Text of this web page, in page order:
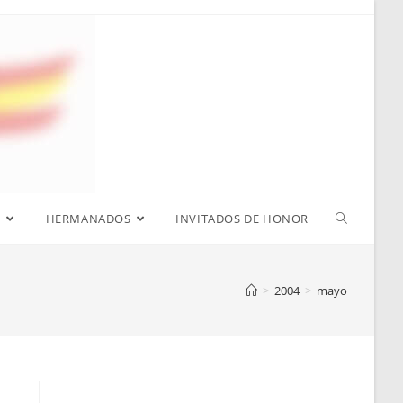
HERMANADOS INVITADOS DE HONOR
> 2004 > mayo